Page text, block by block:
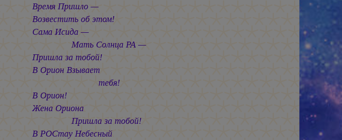
Время Пришло —
Возвестить об этом!
Сама Исида —
Мать Солнца РА —
Пришла за тобой!
В Орион Взывает
тебя!
В Орион!
Жена Ориона
Пришла за тобой!
В РОСтау Небесный